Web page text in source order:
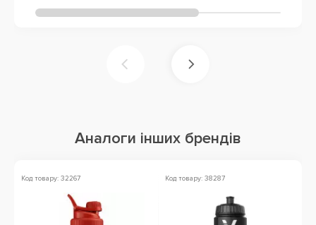
Аналоги інших брендів
Код товару: 32267 Код товару: 38287